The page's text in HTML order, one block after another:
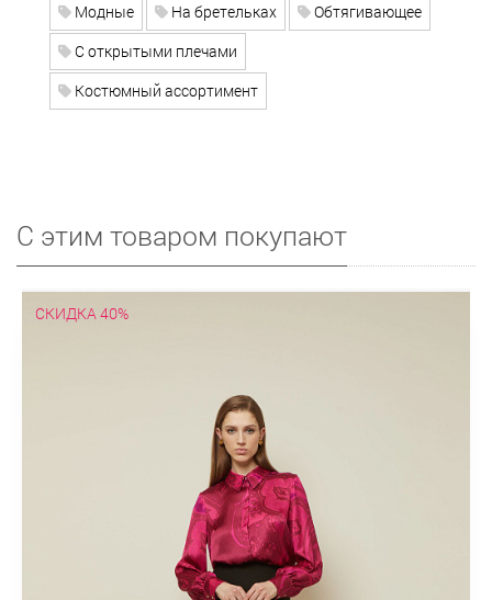
Модные
На бретельках
Обтягивающее
С открытыми плечами
Костюмный ассортимент
С этим товаром покупают
СКИДКА 40%